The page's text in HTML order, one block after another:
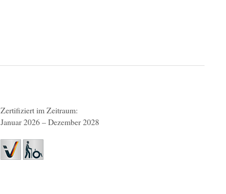
Zertifiziert im Zeitraum:
Januar 2026 – Dezember 2028